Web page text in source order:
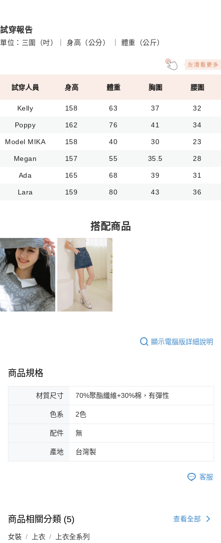
試穿報告
單位：三圍（吋）｜ 身高（公分） ｜ 體重（公斤）
試穿人員 身高 體重 胸圍 腰圍
Kelly 158 63 37 32
Poppy 162 76 41 34
Model MIKA 158 40 30 23
Megan 157 55 35.5 28
Ada 165 68 39 31
Lara 159 80 43 36
搭配商品
顯示電腦版詳細說明
商品規格
材質尺寸 70%聚酯纖維+30%棉，有彈性
色系 2色
配件 無
產地 台灣製
客服
商品相關分類 (5) 查看全部
女裝 上衣 上衣全系列